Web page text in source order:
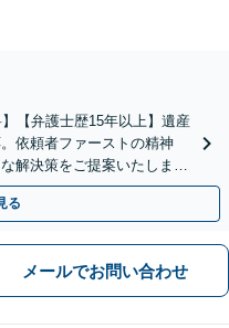
【弁護士歴15年以上】遺産
依頼者ファーストの精神
解決策をご提案いたしま
ださい。
る
メールでお問い合わせ